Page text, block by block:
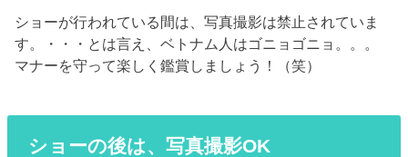
ショーが行われている間は、写真撮影は禁止されていま
す。・・・とは言え、ベトナム人はゴニョゴニョ。。。
マナーを守って楽しく鑑賞しましょう！（笑）
ショーの後は、写真撮影OK